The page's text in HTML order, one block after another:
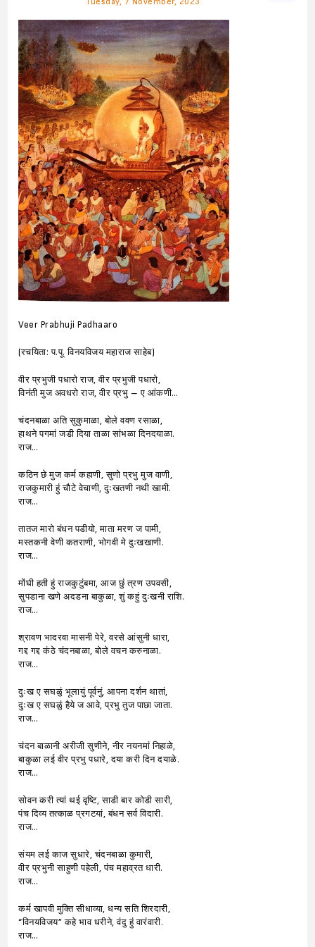
Veer Prabhuji Padhaaro
(रचयिता: प.पू. विनयविजय महाराज साहेब)
वीर प्रभुजी पधारो राज, वीर प्रभुजी पधारो,
विनंती मुज अवधरो राज, वीर प्रभु – ए आंकणी…
चंदनबाळा अति सुकुमाळा, बोले ववण रसाळा,
हाथने पगमां जडी दिया ताळा सांभळा दिनदयाळा.
राज…
कठिन छे मुज कर्म कहाणी, सुणो प्रभु मुज वाणी,
राजकुमारी हुं चौटे वेचाणी, दुःखतणी नथी खामी.
राज…
तातज मारो बंधन पडीयो, माता मरण ज पामी,
मस्तकनी वेणी कतराणी, भोगवी मे दुःखखाणी.
राज…
मोंघी हती हुं राजकुटुंबमा, आज छुं त्रण उपवसी,
सुपडाना खणे अदडना बाकुळा, शुं कहुं दुःखनी राशि.
राज…
श्रावण भादरवा मासनी पेरे, वरसे आंसुनी धारा,
गद्द गद्द कंठे चंदनबाळा, बोले वचन करुनाळा.
राज…
दुःख ए सघळुं भूलायुं पूर्वनुं, आपना दर्शन थातां,
दुःख ए सघळुं हैये ज आवे, प्रभु तुज पाछा जाता.
राज…
चंदन बाळानी अरीजी सुणीने, नीर नयनमां निहाळे,
बाकुळा लई वीर प्रभु पधारे, दया करी दिन दयाळे.
राज…
सोवन करी त्यां थई वृष्टि, साडी बार कोडी सारी,
पंच दिव्य तत्काळ प्रगटयां, बंधन सर्व विदारी.
राज…
संयम लई काज सुधारे, चंदनबाळा कुमारी,
वीर प्रभुनी साहुणी पहेली, पंच महाव्रत धारी.
राज…
कर्म खापवी मुक्ति सीधाव्या, धन्य सति शिरदारी,
“विनयविजय” कहे भाव धरीने, वंदु हुं वारंवारी.
राज…